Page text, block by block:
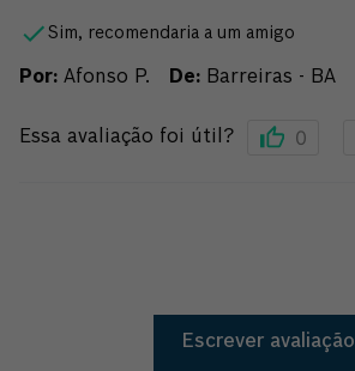
Sim, recomendaria a um amigo
Por: Afonso P. De: Barreiras - BA
Essa avaliação foi útil? 0
Escrever avaliação